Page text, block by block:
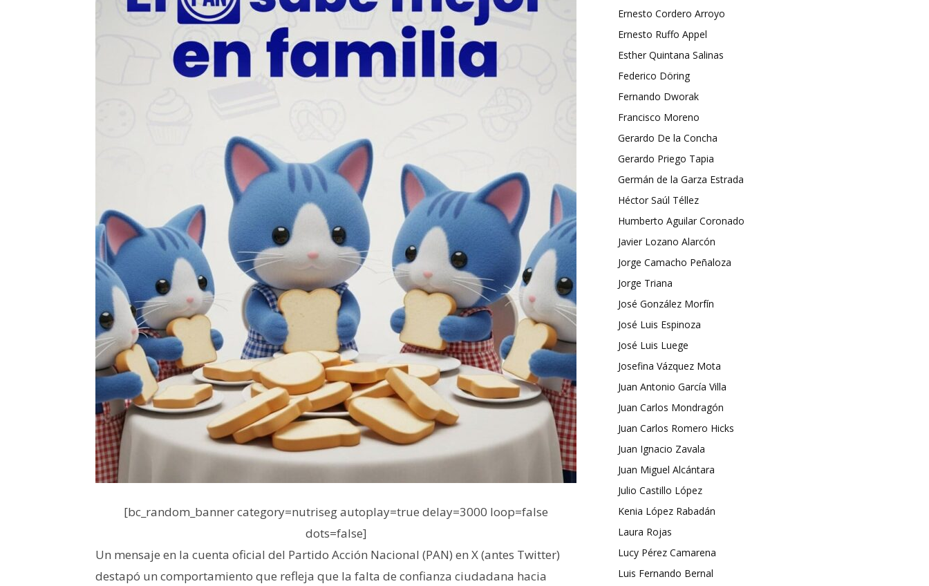
[bc_random_banner category=nutriseg autoplay=true delay=3000 loop=false
dots=false]
Un mensaje en la cuenta oficial del Partido Acción Nacional (PAN) en X (antes Twitter)
destapó un comportamiento que refleja que la falta de confianza ciudadana hacia
Ernesto Cordero Arroyo
Ernesto Ruffo Appel
Esther Quintana Salinas
Federico Döring
Fernando Dworak
Francisco Moreno
Gerardo De la Concha
Gerardo Priego Tapia
Germán de la Garza Estrada
Héctor Saúl Téllez
Humberto Aguilar Coronado
Javier Lozano Alarcón
Jorge Camacho Peñaloza
Jorge Triana
José González Morfín
José Luis Espinoza
José Luis Luege
Josefina Vázquez Mota
Juan Antonio García Villa
Juan Carlos Mondragón
Juan Carlos Romero Hicks
Juan Ignacio Zavala
Juan Miguel Alcántara
Julio Castillo López
Kenia López Rabadán
Laura Rojas
Lucy Pérez Camarena
Luis Fernando Bernal